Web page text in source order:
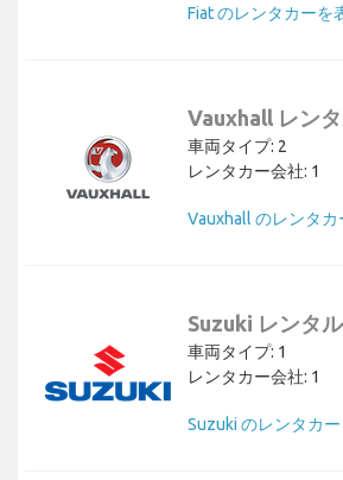
Fiat のレンタカーを
Vauxhall レン
車両タイプ: 2
レンタカー会社: 1
Vauxhall のレンタカ
Suzuki レンタル
車両タイプ: 1
レンタカー会社: 1
Suzuki のレンタカ